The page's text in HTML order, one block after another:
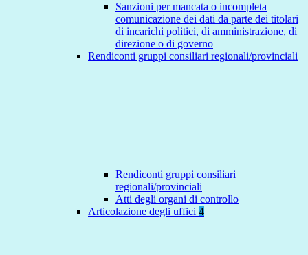
Sanzioni per mancata o incompleta
comunicazione dei dati da parte dei titolari
di incarichi politici, di amministrazione, di
direzione o di governo
Rendiconti gruppi consiliari regionali/provinciali
Rendiconti gruppi consiliari
regionali/provinciali
Atti degli organi di controllo
Articolazione degli uffici 4